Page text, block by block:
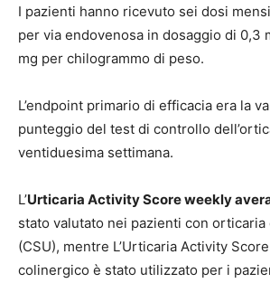
I pazienti hanno ricevuto sei dosi
per via endovenosa in dosaggio di 0,3
mg per chilogrammo di peso.
L’endpoint primario di efficacia era la
punteggio del test di controllo
ventiduesima settimana.
L’Urticaria Activity Score weekly
stato valutato nei pazienti con
(CSU), mentre L’Urticaria Activity
colinergico è stato utilizzato per i